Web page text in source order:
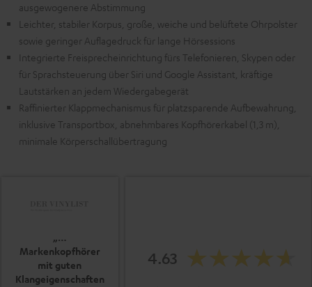
ausgewogenere Abstimmung
Leichter, stabiler Korpus, große, weiche und belüftete Ohrpolster
sowie geringer Auflagedruck für lange Hörsessions
Integrierte Freisprecheinrichtung fürs Telefonieren, Skypen oder
für Sprachsteuerung über Siri und Google Assistant, kräftige
Lautstärken an jedem Wiedergabegerät
Raffinierter Klappmechanismus für platzsparende Aufbewahrung,
inklusive Transportbox, abnehmbares Kopfhörerkabel (1,3 m),
minimale Körperschallübertragung
„…
Markenkopfhörer
mit guten
Klangeigenschaften
4.63